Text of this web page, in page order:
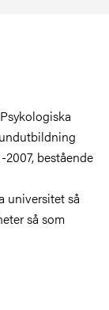
bestående
universitet så
så som